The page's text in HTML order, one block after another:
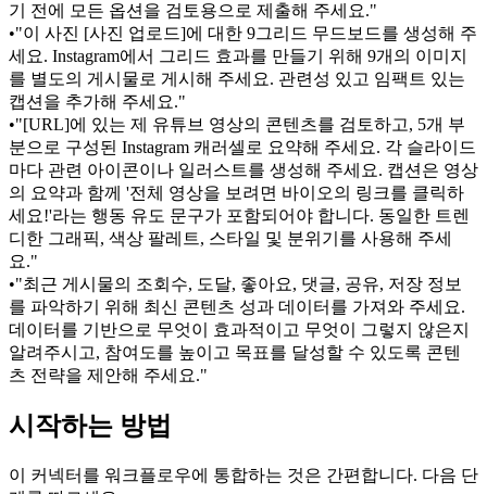
기 전에 모든 옵션을 검토용으로 제출해 주세요."
•"이 사진 [사진 업로드]에 대한 9그리드 무드보드를 생성해 주
세요. Instagram에서 그리드 효과를 만들기 위해 9개의 이미지
를 별도의 게시물로 게시해 주세요. 관련성 있고 임팩트 있는
캡션을 추가해 주세요."
•"[URL]에 있는 제 유튜브 영상의 콘텐츠를 검토하고, 5개 부
분으로 구성된 Instagram 캐러셀로 요약해 주세요. 각 슬라이드
마다 관련 아이콘이나 일러스트를 생성해 주세요. 캡션은 영상
의 요약과 함께 '전체 영상을 보려면 바이오의 링크를 클릭하
세요!'라는 행동 유도 문구가 포함되어야 합니다. 동일한 트렌
디한 그래픽, 색상 팔레트, 스타일 및 분위기를 사용해 주세
요."
•"최근 게시물의 조회수, 도달, 좋아요, 댓글, 공유, 저장 정보
를 파악하기 위해 최신 콘텐츠 성과 데이터를 가져와 주세요.
데이터를 기반으로 무엇이 효과적이고 무엇이 그렇지 않은지
알려주시고, 참여도를 높이고 목표를 달성할 수 있도록 콘텐
츠 전략을 제안해 주세요."
시작하는 방법
이 커넥터를 워크플로우에 통합하는 것은 간편합니다. 다음 단